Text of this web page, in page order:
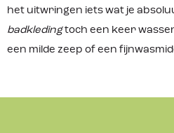
het uitwringen iets wat je
badkledingtoch een keer
een milde zeep of een